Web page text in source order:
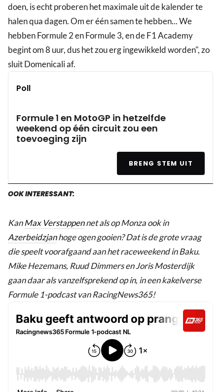
doen, is echt proberen het maximale uit de kalender te
halen qua dagen. Om er één samen te hebben... We
hebben Formule 2 en Formule 3, en de F1 Academy
begint om 8 uur, dus het zou erg ingewikkeld worden", zo
sluit Domenicali af.
Poll
Formule 1 en MotoGP in hetzelfde
weekend op één circuit zou een
toevoeging zijn
BRENG STEM UIT
OOK INTERESSANT:
KanMax Verstappennet als op Monza ook in
Azerbeidzjanhoge ogen gooien? Dat is de grote vraag
die speelt voorafgaand aan het raceweekend in Baku.
Mike Hezemans, Ruud Dimmers en Joris Mosterdijk
gaan daar als vanzelfsprekend op in, in een kakelverse
Formule 1-podcast van RacingNews365!